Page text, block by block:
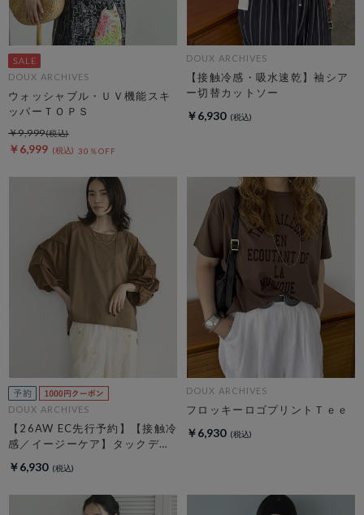
DOUX ARCHIVES
ウォッシャブル・ＵＶ機能スキ
ッパーＴＯＰＳ
￥6,999 30％OFF
￥9,999
DOUX ARCHIVES
【接触冷感・吸水速乾】袖シア
ー切替カットソー
￥6,930
DOUX ARCHIVES
【26AW EC先行予約】【接触冷
感／イージーケア】タックデザ
￥6,930
DOUX ARCHIVES
フロッキーロゴプリントＴｅｅ
￥6,930